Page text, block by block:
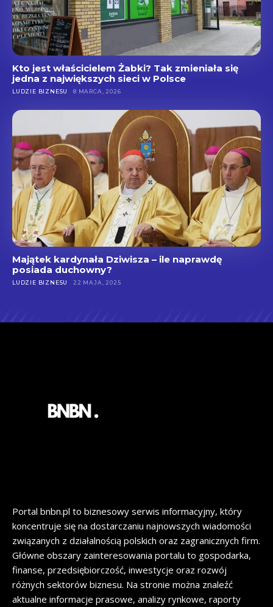
Kto jest właścicielem Żabki? Tak zmieniała się
jedna z największych sieci w Polsce
LUDZIE BIZNESU 8 MARCA, 2026
Majątek kardynała Dziwisza – ile naprawdę
posiada duchowny?
LUDZIE BIZNESU 22 MAJA, 2025
Portal bnbn.pl to biznesowy serwis informacyjny, który
koncentruje się na dostarczaniu najnowszych wiadomości
związanych z działalnością polskich oraz zagranicznych firm.
Główne obszary zainteresowania portalu to gospodarka,
finanse, przedsiębiorczość, inwestycje oraz rozwój
różnych sektorów biznesu. Na stronie można znaleźć
aktualne informacje prasowe, analizy rynkowe, raporty